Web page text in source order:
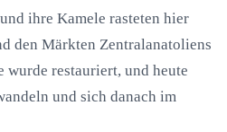
ihre Kamele rasteten hier
den Märkten Zentralanatoliens
wurde restauriert, und heute
und sich danach im